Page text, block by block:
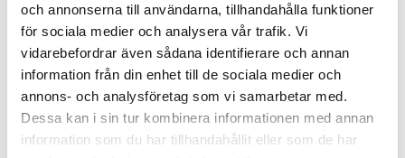
och annonserna till användarna, tillhandahålla funktioner
för sociala medier och analysera vår trafik. Vi
vidarebefordrar även sådana identifierare och annan
information från din enhet till de sociala medier och
annons- och analysföretag som vi samarbetar med.
Dessa kan i sin tur kombinera informationen med annan
information som du har tillhandahållit eller som de har